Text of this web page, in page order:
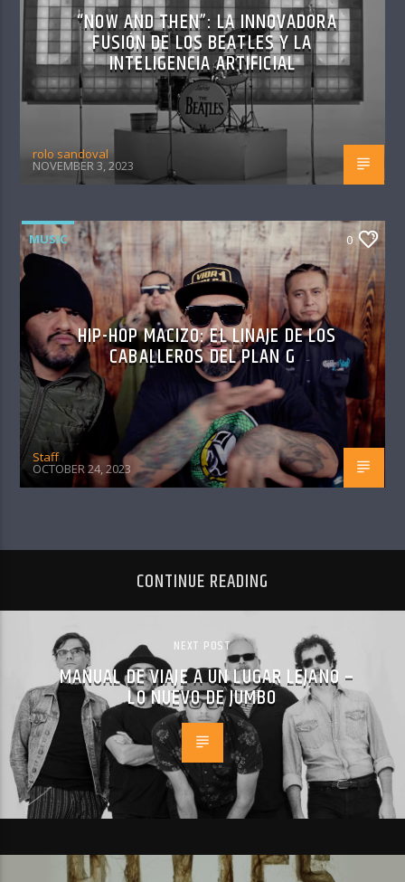
“NOW AND THEN”: LA INNOVADORA
FUSIÓN DE LOS BEATLES Y LA
INTELIGENCIA ARTIFICIAL
rolo sandoval
NOVEMBER 3, 2023
MUSIC 0
HIP-HOP MACIZO: EL LINAJE DE LOS
CABALLEROS DEL PLAN G
Staff
OCTOBER 24, 2023
CONTINUE READING
NEXT POST
MANUAL DE VIAJE A UN LUGAR LEJANO –
LO NUEVO DE JUMBO